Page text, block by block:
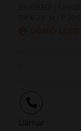
Llamar